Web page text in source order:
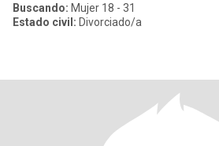
Buscando: Mujer 18 - 31
Estado civil: Divorciado/a